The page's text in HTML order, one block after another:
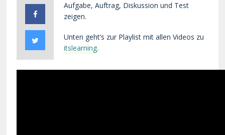
Aufgabe, Auftrag, Diskussion und Test
zeigen.
Unten geht’s zur Playlist mit allen Videos zu
itslearning.